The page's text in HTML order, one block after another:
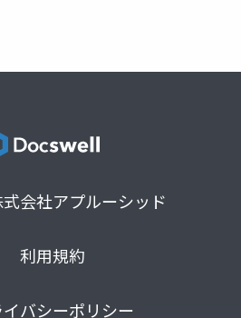
会社アプルーシッド
利用規約
イバシーポリシー